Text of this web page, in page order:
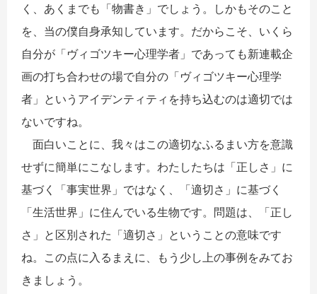
く、あくまでも「物書き」でしょう。しかもそのこと
を、当の僕自身承知しています。だからこそ、いくら
自分が「ヴィゴツキー心理学者」であっても新連載企
画の打ち合わせの場で自分の「ヴィゴツキー心理学
者」というアイデンティティを持ち込むのは適切では
ないですね。
面白いことに、我々はこの適切なふるまい方を意識
せずに簡単にこなします。わたしたちは「正しさ」に
基づく「事実世界」ではなく、「適切さ」に基づく
「生活世界」に住んでいる生物です。問題は、「正し
さ」と区別された「適切さ」ということの意味です
ね。この点に入るまえに、もう少し上の事例をみてお
きましょう。